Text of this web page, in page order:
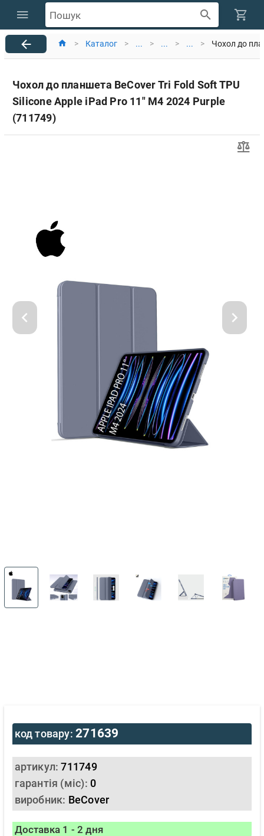
Пошук
> Каталог > ... > ... > ... > Чохол до
Чохол до планшета BeCover Tri Fold Soft TPU
Silicone Apple iPad Pro 11" M4 2024 Purple
(711749)
код товару:271639
артикул:711749
гарантія (міс): 0
виробник: BeCover
Доставка 1 - 2 дня